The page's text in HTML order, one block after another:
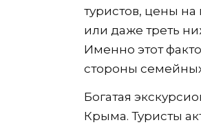
туристов, цены
или даже треть
Именно этот
стороны
Богатая
Крыма. Туристы